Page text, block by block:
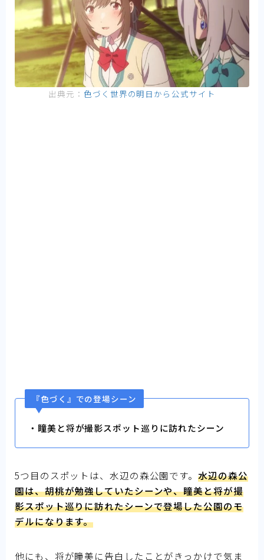
出典元：色づく世界の明日から公式サイト
『色づく』での登場シーン
・瞳美と将が撮影スポット巡りに訪れたシーン
5つ目のスポットは、水辺の森公園です。水辺の森公
園は、胡桃が勉強していたシーンや、瞳美と将が撮
影スポット巡りに訪れたシーンで登場した公園のモ
デルになります。
他にも、将が瞳美に告白したことがきっかけで気ま